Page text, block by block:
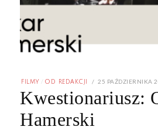
FILMY OD REDAKCJI
POSTED
25 PAŹDZIERNIKA
Kwestionariusz:
Hamerski